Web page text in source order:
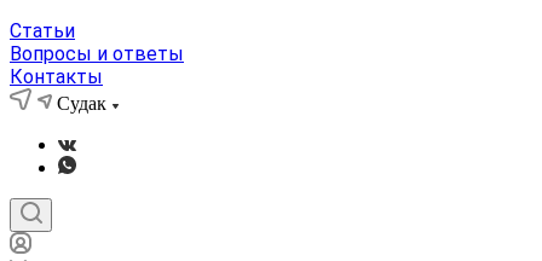
Статьи
Вопросы и ответы
Контакты
Судак